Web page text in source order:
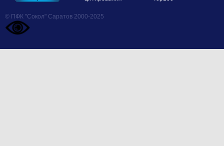
© ПФК "Сокол" Саратов 2000-2025